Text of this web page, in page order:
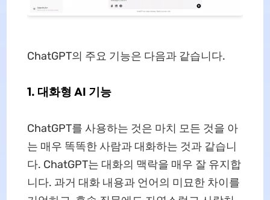
ChatGPT의 주요 기능은 다음과 같습니다.
1. 대화형 AI 기능
ChatGPT를 사용하는 것은 마치 모든 것을 아
는 매우 똑똑한 사람과 대화하는 것과 같습니
다. ChatGPT는 대화의 맥락을 매우 잘 유지합
니다. 과거 대화 내용과 언어의 미묘한 차이를